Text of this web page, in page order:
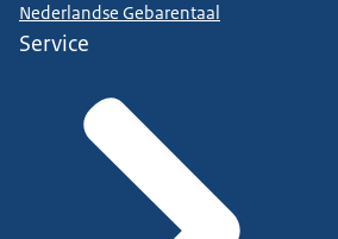
Nederlandse Gebarentaal
Service